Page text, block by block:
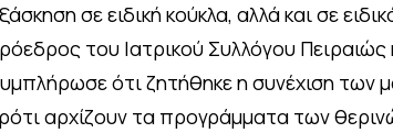
σε ειδική κούκλα, αλλά και σε
του Ιατρικού Συλλόγου
ότι ζητήθηκε η συνέχιση των
αρχίζουν τα προγράμματα των